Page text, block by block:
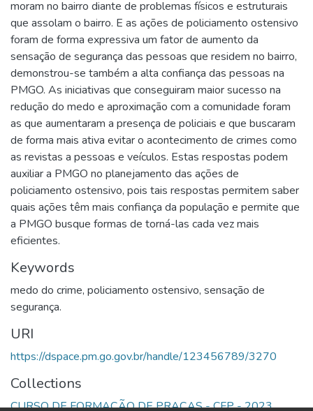
moram no bairro diante de problemas físicos e estruturais
que assolam o bairro. E as ações de policiamento ostensivo
foram de forma expressiva um fator de aumento da
sensação de segurança das pessoas que residem no bairro,
demonstrou-se também a alta confiança das pessoas na
PMGO. As iniciativas que conseguiram maior sucesso na
redução do medo e aproximação com a comunidade foram
as que aumentaram a presença de policiais e que buscaram
de forma mais ativa evitar o acontecimento de crimes como
as revistas a pessoas e veículos. Estas respostas podem
auxiliar a PMGO no planejamento das ações de
policiamento ostensivo, pois tais respostas permitem saber
quais ações têm mais confiança da população e permite que
a PMGO busque formas de torná-las cada vez mais
eficientes.
Keywords
medo do crime, policiamento ostensivo, sensação de
segurança.
URI
https://dspace.pm.go.gov.br/handle/123456789/3270
Collections
CURSO DE FORMAÇÃO DE PRAÇAS - CFP - 2023